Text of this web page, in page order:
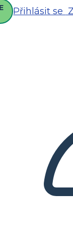
Přihlásit se